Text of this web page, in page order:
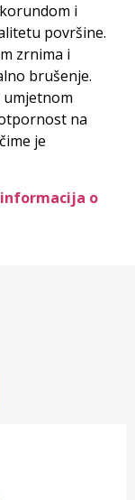
i
površine.
zrnima i
brušenje.
umjetnom
na
je
o